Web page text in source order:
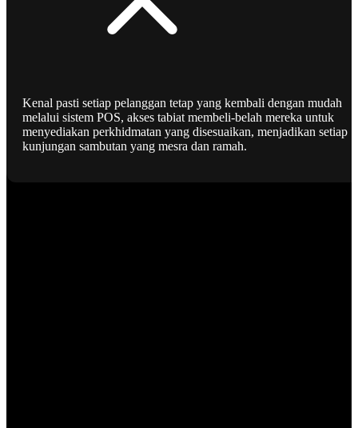
Kenal pasti setiap pelanggan tetap yang kembali dengan mudah
melalui sistem POS, akses tabiat membeli-belah mereka untuk
menyediakan perkhidmatan yang disesuaikan, menjadikan setiap
kunjungan sambutan yang mesra dan ramah.